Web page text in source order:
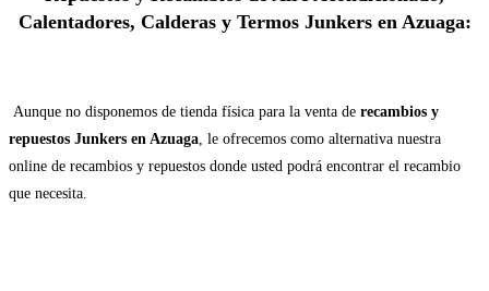
Calentadores, Calderas y Termos Junkers en Azuaga:
Aunque no disponemos de tienda física para la venta de recambios y
repuestos Junkers en Azuaga, le ofrecemos como alternativa nuestra
online de recambios y repuestos donde usted podrá encontrar el recambio
que necesita.